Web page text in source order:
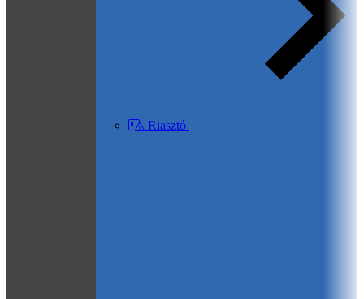
Riasztó